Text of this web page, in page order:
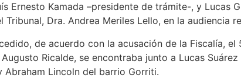
Kamada –presidente de trámite-, y Lucas
Dra. Andrea Meriles Lello, en la audiencia
de acuerdo con la acusación de la Fiscalía, el
Ricalde, se encontraba junto a Lucas
Abraham Lincoln del barrio Gorriti.